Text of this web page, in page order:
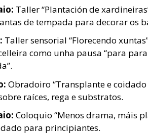
Taller “Plantación de
de tempada para decorar os
Taller sensorial “Florecendo
como unha pausa “para
Obradoiro “Transplante e
raíces, rega e substratos.
Coloquio “Menos drama, máis
para principiantes.